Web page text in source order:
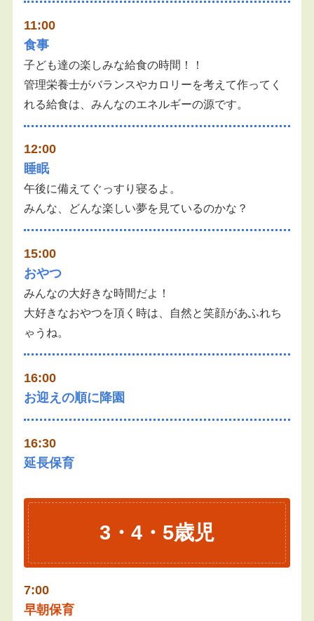
11:00
食事
子ども達の楽しみな給食の時間！！
管理栄養士がバランスやカロリーを考えて作ってく
れる給食は、みんなのエネルギーの源です。
12:00
睡眠
午後に備えてぐっすり寝るよ。
みんな、どんな楽しい夢を見ているのかな？
15:00
おやつ
みんなの大好きな時間だよ！
大好きなおやつを頂く時は、自然と笑顔があふれち
ゃうね。
16:00
お迎えの順に降園
16:30
延長保育
3・4・5歳児
7:00
早朝保育